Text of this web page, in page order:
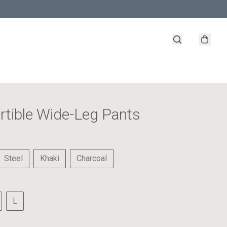
Wide-Leg Pants
Steel Khaki Charcoal
L